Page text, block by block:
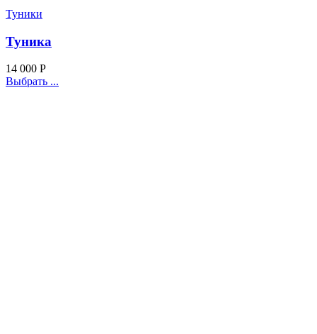
Туники
Туника
14 000 Р
Выбрать ...